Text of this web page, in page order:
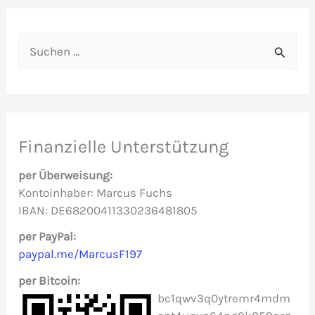
e
n
a
c
h
:
Finanzielle Unterstützung
per Überweisung:
Kontoinhaber: Marcus Fuchs
IBAN: DE68200411330236481805
per PayPal:
paypal.me/MarcusF197
per Bitcoin:
bc1qwv3q0ytremr4mdm